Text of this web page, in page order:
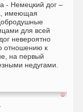
- Немецкий дог –
имеющая
для всей
невероятно
отношению к
на первый
недугами.